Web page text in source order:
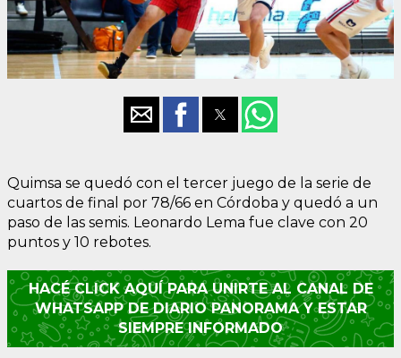
Quimsa se quedó con el tercer juego de la serie de
cuartos de final por 78/66 en Córdoba y quedó a un
paso de las semis. Leonardo Lema fue clave con 20
puntos y 10 rebotes.
HACÉ CLICK AQUÍ PARA UNIRTE AL CANAL DE
WHATSAPP DE DIARIO PANORAMA Y ESTAR
SIEMPRE INFORMADO